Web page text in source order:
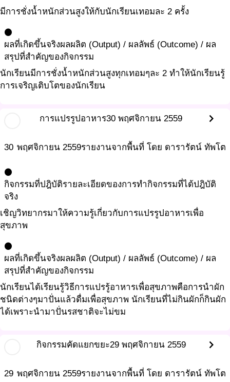
มีการชั่งน้ำหนักส่วนสูงให้กับนักเรียนเทอมละ 2 ครั้ง
circle
ผลที่เกิดขึ้นจริงผลผลิต (Output) / ผลลัพธ์ (Outcome) / ผล
สรุปที่สำคัญของกิจกรรม
นักเรียนมีการชั่งน้ำหนักส่วนสูงทุกเทอมๆละ 2 ทำให้นักเรียนรู้
การเจริญเติบโตของนักเรียน
การแปรรูปอาหาร30 พฤศจิกายน 2559 chevron_right
30 พฤศจิกายน 2559รายงานจากพื้นที่ โดย ดารารัตน์ ทัพโต
circle
กิจกรรมที่ปฎิบัติรายละเอียดของการทำกิจกรรมที่ได้ปฎิบัติ
จริง
เชิญวิทยากรมาให้ความรู้เกี่ยวกับการแปรรูปอาหารเพื่อ
สุขภาพ
circle
ผลที่เกิดขึ้นจริงผลผลิต (Output) / ผลลัพธ์ (Outcome) / ผล
สรุปที่สำคัญของกิจกรรม
นักเรียนได้เรียนรู้วิธีการแปรรู้อาหารเพื่อสุขภาพคือการนำผัก
ชนิดต่างๆมาปั่นแล้วดื่มเพื่อสุขภาพ นักเรียนที่ไม่กินผักก็กินผัก
ได้เพราะนำมาปั่นรสชาติจะไม่ขม
กิจกรรมคัดแยกขยะ29 พฤศจิกายน 2559 chevron_right
29 พฤศจิกายน 2559รายงานจากพื้นที่ โดย ดารารัตน์ ทัพโต